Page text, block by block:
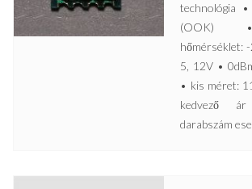
technológia
(OOK)
hőmérséklet:
5, 12V •
• kis méret:
kedvező
darabszám